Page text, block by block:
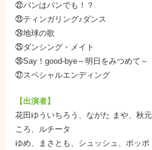
㉒パンはパンでも！？
㉓ティンガリング♪ダンス
㉔地球の歌
㉕ダンシング・メイト
㉖Say！good-bye～明日をみつめて～
㉗スペシャルエンディング
【出演者】
花田ゆういちろう、ながた まや、秋
ころ、ルチータ
ゆめ、まさとも、シュッシュ、ポッポ